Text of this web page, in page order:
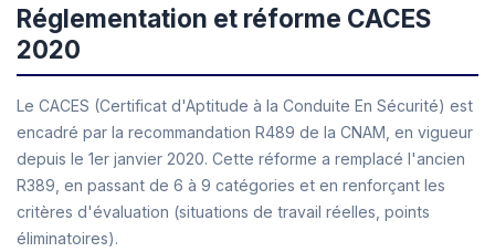
Réglementation et réforme CACES
2020
Le CACES (Certificat d'Aptitude à la Conduite En Sécurité) est
encadré par la recommandation R489 de la CNAM, en vigueur
depuis le 1er janvier 2020. Cette réforme a remplacé l'ancien
R389, en passant de 6 à 9 catégories et en renforçant les
critères d'évaluation (situations de travail réelles, points
éliminatoires).